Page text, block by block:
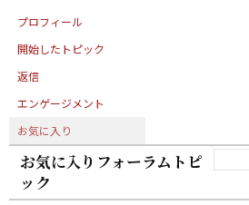
プロフィール
開始したトピック
返信
エンゲージメント
お気に入り
お気に入りフォーラムトピ
ック